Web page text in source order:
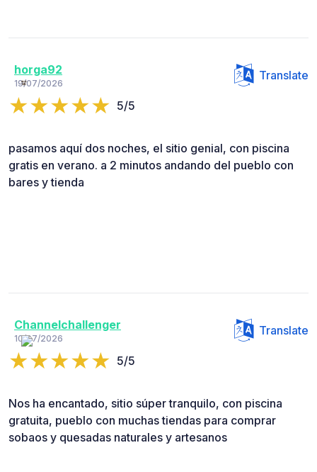
horga92
19/07/2026
Translate
5/5
pasamos aquí dos noches, el sitio genial, con piscina
gratis en verano. a 2 minutos andando del pueblo con
bares y tienda
Channelchallenger
10/07/2026
Translate
5/5
Nos ha encantado, sitio súper tranquilo, con piscina
gratuita, pueblo con muchas tiendas para comprar
sobaos y quesadas naturales y artesanos